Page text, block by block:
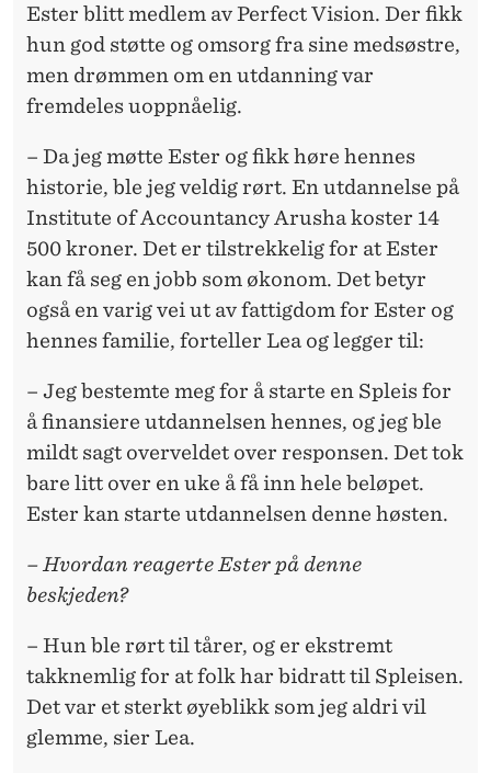
Ester blitt medlem av Perfect Vision. Der fikk
hun god støtte og omsorg fra sine medsøstre,
men drømmen om en utdanning var
fremdeles uoppnåelig.
– Da jeg møtte Ester og fikk høre hennes
historie, ble jeg veldig rørt. En utdannelse på
Institute of Accountancy Arusha koster 14
500 kroner. Det er tilstrekkelig for at Ester
kan få seg en jobb som økonom. Det betyr
også en varig vei ut av fattigdom for Ester og
hennes familie, forteller Lea og legger til:
– Jeg bestemte meg for å starte en Spleis for
å finansiere utdannelsen hennes, og jeg ble
mildt sagt overveldet over responsen. Det tok
bare litt over en uke å få inn hele beløpet.
Ester kan starte utdannelsen denne høsten.
– Hvordan reagerte Ester på denne
beskjeden?
– Hun ble rørt til tårer, og er ekstremt
takknemlig for at folk har bidratt til Spleisen.
Det var et sterkt øyeblikk som jeg aldri vil
glemme, sier Lea.